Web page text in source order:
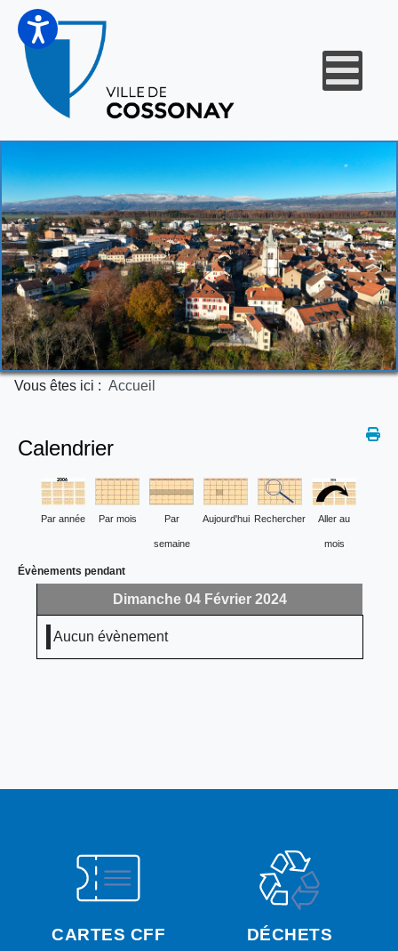
Vous êtes ici : Accueil
CARTES CFF DÉCHETS
Calendrier
Par année Par mois Par
semaine
Aujourd'hui Rechercher Aller au
mois
Évènements pendant
Dimanche 04 Février 2024
Aucun évènement